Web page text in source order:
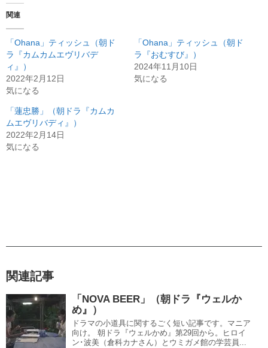
関連
「Ohana」ティッシュ（朝ド
ラ『カムカムエヴリバデ
ィ』）
2022年2月12日
気になる
「Ohana」ティッシュ（朝ド
ラ『おむすび』）
2024年11月10日
気になる
「蓮忠勝」（朝ドラ『カムカ
ムエヴリバディ』）
2022年2月14日
気になる
関連記事
「NOVA BEER」（朝ドラ『ウェルか
め』）
ドラマの小道具に関するごく短い記事です。マニア
向け。 朝ドラ『ウェルかめ』第29回から。ヒロイ
ン･波美（倉科カナさん）とウミガメ館の学芸員...